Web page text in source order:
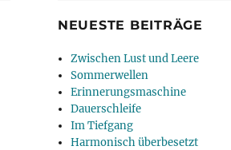
NEUESTE BEITRÄGE
Zwischen Lust und Leere
Sommerwellen
Erinnerungsmaschine
Dauerschleife
Im Tiefgang
Harmonisch überbesetzt